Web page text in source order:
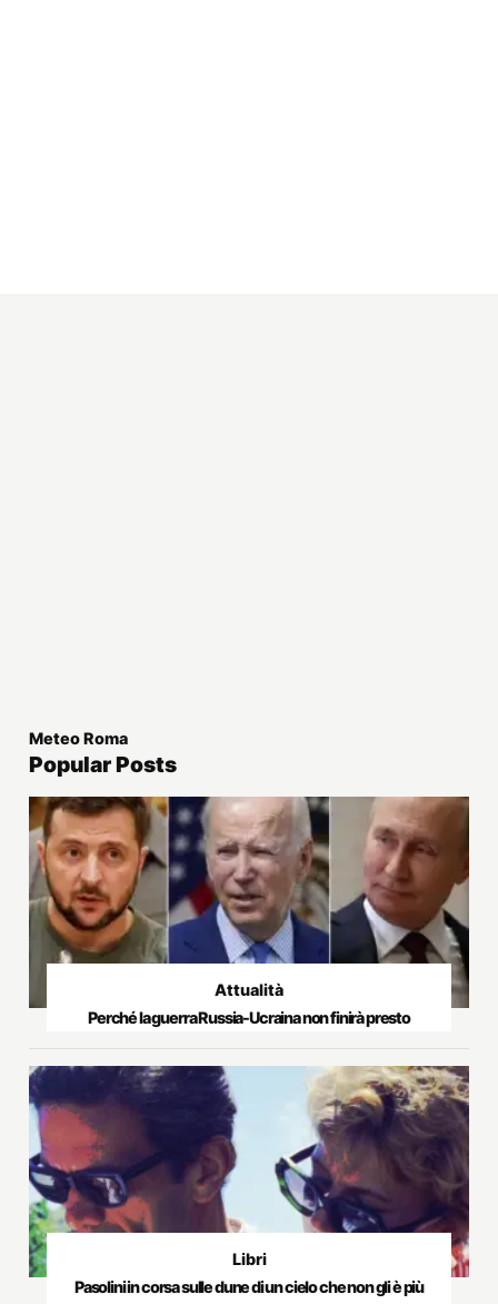
Meteo Roma
Popular Posts
Attualità
Perché la guerra Russia-Ucraina non finirà presto
Libri
Pasolini in corsa sulle dune di un cielo che non gli è più